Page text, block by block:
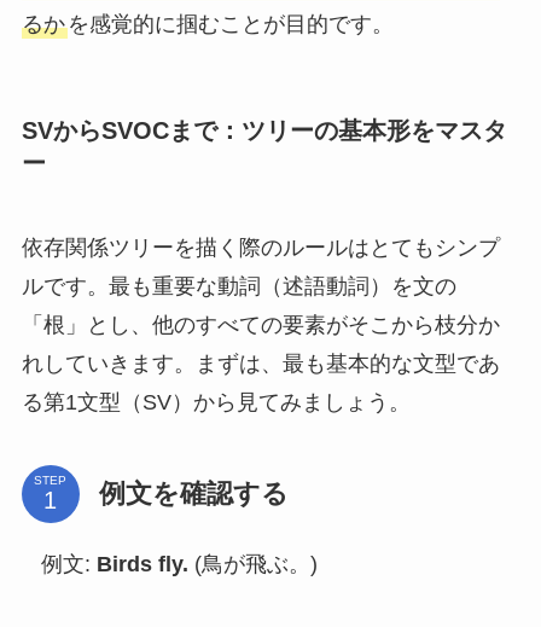
るかを感覚的に掴むことが目的です。
SVからSVOCまで：ツリーの基本形をマスタ
ー
依存関係ツリーを描く際のルールはとてもシンプ
ルです。最も重要な動詞（述語動詞）を文の
「根」とし、他のすべての要素がそこから枝分か
れしていきます。まずは、最も基本的な文型であ
る第1文型（SV）から見てみましょう。
STEP 例文を確認する
例文: Birds fly. (鳥が飛ぶ。)